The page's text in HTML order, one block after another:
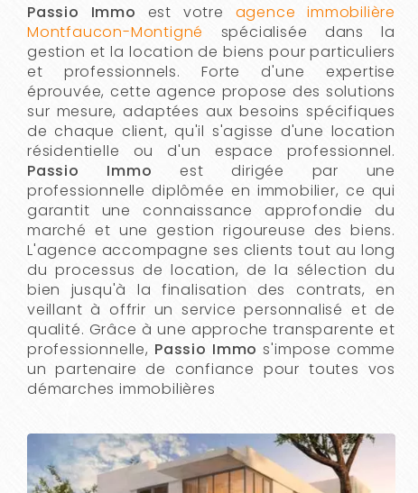
Passio Immo est votre agence immobilière
Montfaucon-Montigné spécialisée dans la
gestion et la location de biens pour particuliers
et professionnels. Forte d'une expertise
éprouvée, cette agence propose des solutions
sur mesure, adaptées aux besoins spécifiques
de chaque client, qu'il s'agisse d'une location
résidentielle ou d'un espace professionnel.
Passio Immo est dirigée par une
professionnelle diplômée en immobilier, ce qui
garantit une connaissance approfondie du
marché et une gestion rigoureuse des biens.
L'agence accompagne ses clients tout au long
du processus de location, de la sélection du
bien jusqu'à la finalisation des contrats, en
veillant à offrir un service personnalisé et de
qualité. Grâce à une approche transparente et
professionnelle, Passio Immo s'impose comme
un partenaire de confiance pour toutes vos
démarches immobilières